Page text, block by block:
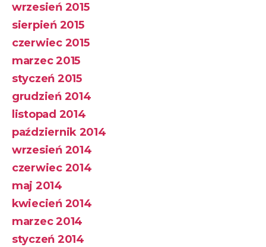
wrzesień 2015
sierpień 2015
czerwiec 2015
marzec 2015
styczeń 2015
grudzień 2014
listopad 2014
październik 2014
wrzesień 2014
czerwiec 2014
maj 2014
kwiecień 2014
marzec 2014
styczeń 2014